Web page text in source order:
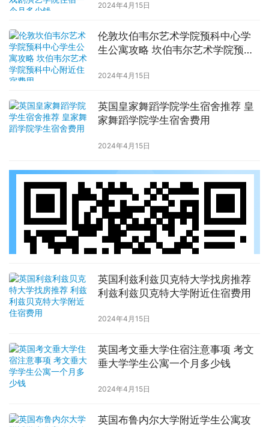
2024年4月15日
伦敦坎伯韦尔艺术学院预科中心学
生公寓攻略 坎伯韦尔艺术学院预科
2024年4月15日
英国皇家舞蹈学院学生宿舍推荐 皇
家舞蹈学院学生宿舍费用
2024年4月15日
英国利兹利兹贝克特大学找房推荐
利兹利兹贝克特大学附近住宿费用
2024年4月15日
英国考文垂大学住宿注意事项 考文
垂大学学生公寓一个月多少钱
2024年4月15日
英国布鲁内尔大学附近学生公寓攻